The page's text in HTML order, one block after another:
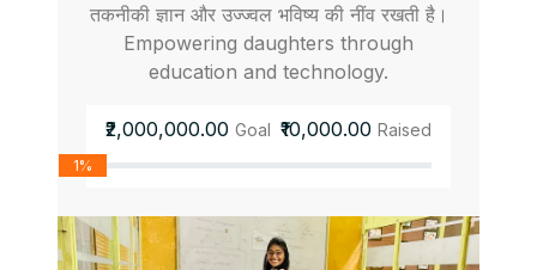
तकनीकी ज्ञान और उज्ज्वल भविष्य की नींव रखती है।
Empowering daughters through
education and technology.
₹2,000,000.00 Goal ₹10,000.00 Raised
1%